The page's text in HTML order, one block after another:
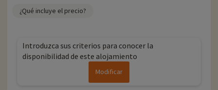
¿Qué incluye el precio?
Introduzca sus criterios para conocer la
disponibilidad de este alojamiento
Modificar